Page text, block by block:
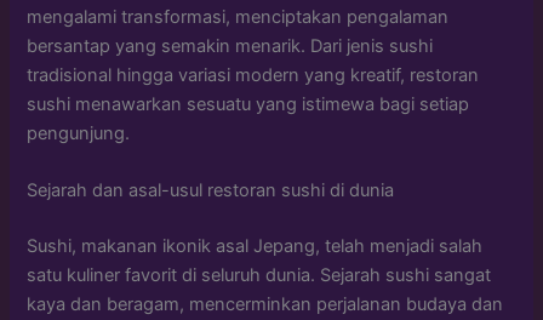
mengalami transformasi, menciptakan pengalaman
bersantap yang semakin menarik. Dari jenis sushi
tradisional hingga variasi modern yang kreatif, restoran
sushi menawarkan sesuatu yang istimewa bagi setiap
pengunjung.
Sejarah dan asal-usul restoran sushi di dunia
Sushi, makanan ikonik asal Jepang, telah menjadi salah
satu kuliner favorit di seluruh dunia. Sejarah sushi sangat
kaya dan beragam, mencerminkan perjalanan budaya dan